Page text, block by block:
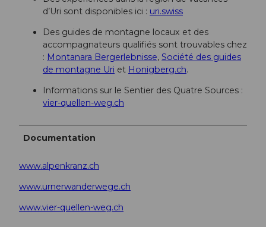
d’Uri sont disponibles ici : uri.swiss
Des guides de montagne locaux et des
accompagnateurs qualifiés sont trouvables chez
: Montanara Bergerlebnisse, Société des guides
de montagne Uri et Honigberg.ch.
Informations sur le Sentier des Quatre Sources :
vier-quellen-weg.ch
Documentation
www.alpenkranz.ch
www.urnerwanderwege.ch
www.vier-quellen-weg.ch